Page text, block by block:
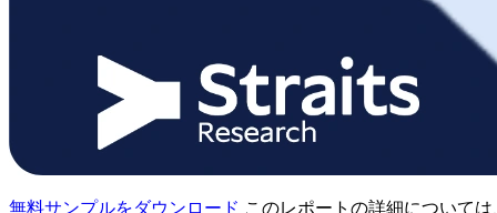
無料サンプルをダウンロード このレポートの詳細については